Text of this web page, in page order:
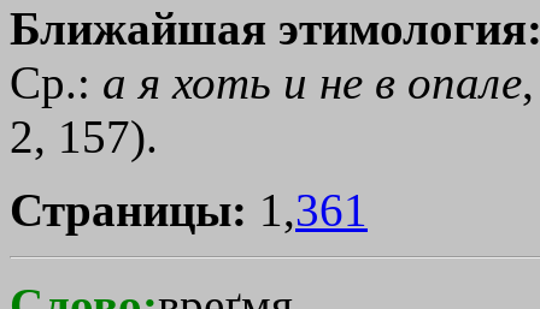
Ближайшая
Ср.: а я хоть и не в опале
2, 157).
Страницы: 1,361